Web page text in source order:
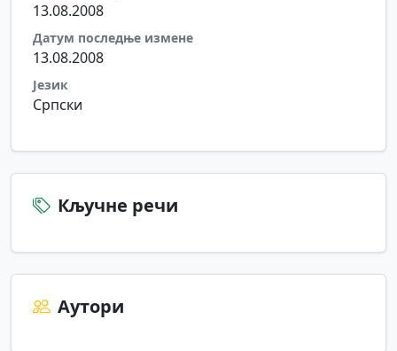
13.08.2008
Датум последње измене
13.08.2008
Језик
Српски
Кључне речи
Аутори